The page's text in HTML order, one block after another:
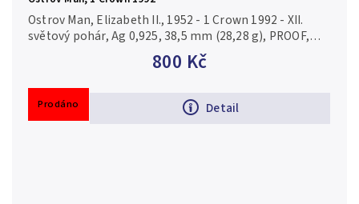
800 Kč
Detail
Ostrov Man, Elizabeth II., 1952 - 1 Crown 1992 - XII.
světový pohár, Ag 0,925, 38,5 mm (28,28 g), PROOF,
Prodáno